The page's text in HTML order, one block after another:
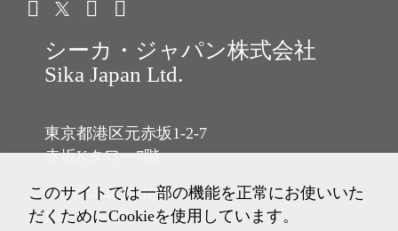
シーカ・ジャパン株式会社
Sika Japan Ltd.
東京都港区元赤坂1-2-7
赤坂Kタワー7階
Tel: 03-6433-2101
Fax: 03-6433-2102
このサイトでは一部の機能を正常にお使いいた
だくためにCookieを使用しています。